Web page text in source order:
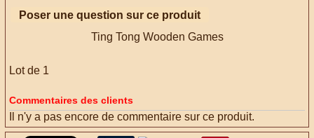
Poser une question sur ce produit
Ting Tong Wooden Games
Lot de 1
Commentaires des clients
Il n'y a pas encore de commentaire sur ce produit.